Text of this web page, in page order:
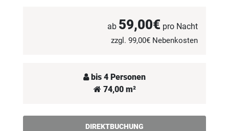
ab 59,00€ pro Nacht
zzgl. 99,00€ Nebenkosten
bis 4 Personen
74,00 m²
DIREKTBUCHUNG